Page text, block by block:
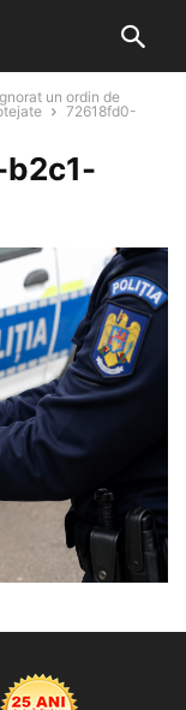
un ordin de
72618fd0-